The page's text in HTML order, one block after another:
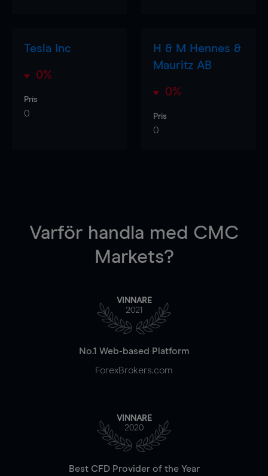
Tesla Inc
0%
Pris
0
H & M Hennes &
Mauritz AB
0%
Pris
0
Varför handla med CMC
Markets?
VINNARE
2021
No.1 Web-based Platform
ForexBrokers.com
VINNARE
2020
Best CFD Provider of the Year